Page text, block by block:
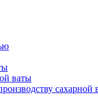
ваты
сахарной